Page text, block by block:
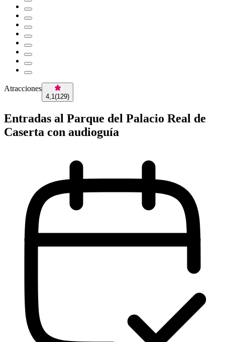
Atracciones
4,1(129)
Entradas al Parque del Palacio Real de
Caserta con audioguía